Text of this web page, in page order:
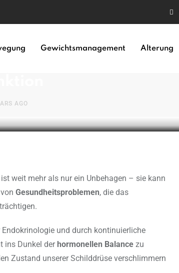
Gewichtsmanagement Alterung
AGO
ist weit mehr als nur ein Unbehagen – sie kann
Gesundheitsproblemen, die das
und durch kontinuierliche
ins Dunkel der hormonellen Balance zu
Zustand unserer Schilddrüse verschlimmern